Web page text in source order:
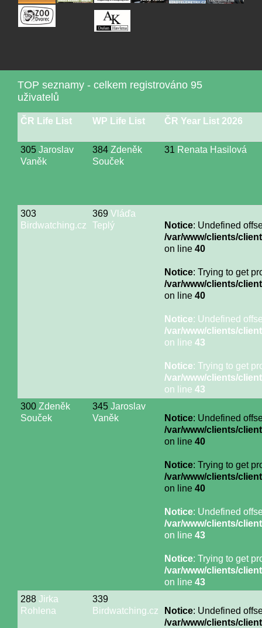
TOP seznamy - celkem registrováno 95
uživatelů
ČR Life List WP Life List ČR Year List 2026
305 Jaroslav
Vaněk
384 Zdeněk
Souček
31 Renata Hasilová
303
Birdwatching.cz
369 Vláďa
Teplý
Notice: Undefined
/var/www/clients/
on line 40
Notice: Trying to get
/var/www/clients/
on line 40
Notice: Undefined
/var/www/clients/
on line 43
Notice: Trying to get
/var/www/clients/
on line 43
300 Zdeněk
Souček
345 Jaroslav
Vaněk
Notice: Undefined
/var/www/clients/
on line 40
Notice: Trying to get
/var/www/clients/
on line 40
Notice: Undefined
/var/www/clients/
on line 43
Notice: Trying to get
/var/www/clients/
on line 43
288 Jirka
Rohlena
339
Birdwatching.cz
Notice: Undefined
/var/www/clients/